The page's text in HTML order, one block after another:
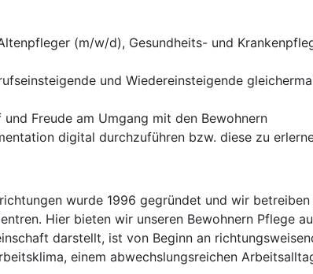
(m/w/d), Gesundheits- und
und Wiedereinsteigende
Freude am Umgang mit den Bewohnern
digital durchzuführen bzw. diese zu
wurde 1996 gegründet und wir
Hier bieten wir unseren Bewohnern Pflege
darstellt, ist von Beginn an
einem abwechslungsreichen